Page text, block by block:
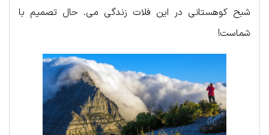
شبح کوهستانی در این فلات زندگی می‌. حال تصمیم با
شماست!